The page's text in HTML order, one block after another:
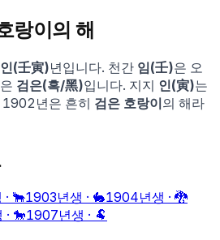
랑이 의 해
(壬寅)년입니다. 천간 임(壬)은 오
검은(흑/黑)입니다. 지지 인(寅)는
1902 년은 흔히 검은 호랑이의 해라
🐂1903년생 · 🐇1904년생 · 🐉
· 🐎1907년생 · 🐏